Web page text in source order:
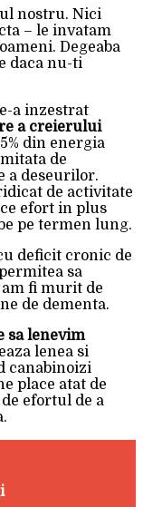
nostru. Nici
– le invatam
Degeaba
daca nu-ti
a inzestrat
a creierului
din energia
de
a deseurilor.
de activitate
efort in plus
pe termen lung.
deficit cronic de
sa
fi murit de
de dementa.
sa lenevim
lenea si
canabinoizi
place atat de
efortul de a